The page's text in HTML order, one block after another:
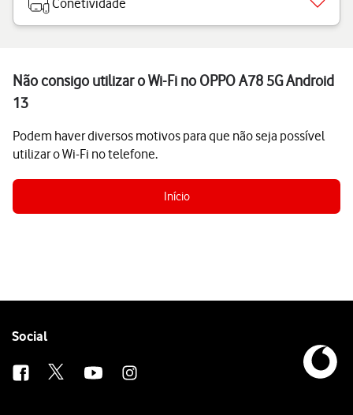
Conetividade
Não consigo utilizar o Wi-Fi no OPPO A78 5G Android
13
Podem haver diversos motivos para que não seja possível
utilizar o Wi-Fi no telefone.
Início
Follow
Social